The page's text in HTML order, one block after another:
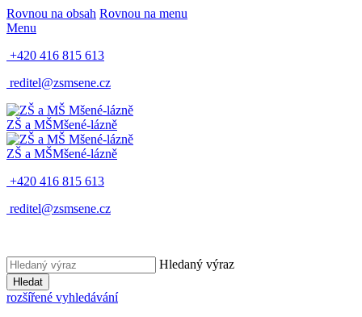
Rovnou na obsah Rovnou na menu
Menu
+420 416 815 613
reditel@zsmsene.cz
ZŠ a MŠMšené-lázně
ZŠ a MŠMšené-lázně
+420 416 815 613
reditel@zsmsene.cz
Hledaný výraz
Hledat
rozšířené vyhledávání